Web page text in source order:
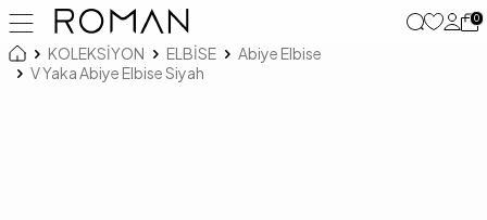
0
KOLEKSİYON ELBİSE
Abiye Elbise
V Yaka Abiye Elbise Siyah